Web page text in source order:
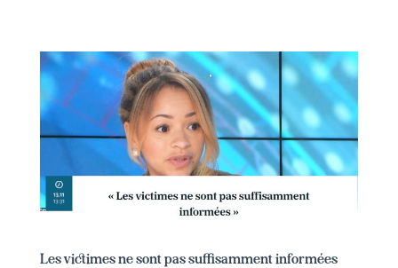
Les victimes ne sont pas suffisamment informées